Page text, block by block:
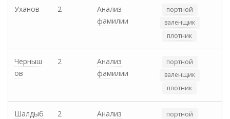
Уханов 2
Анализ
фамилии
портной
валенщик
плотник
Черныш
ов
2
Анализ
фамилии
портной
валенщик
плотник
Шалдыб 2 Анализ портной